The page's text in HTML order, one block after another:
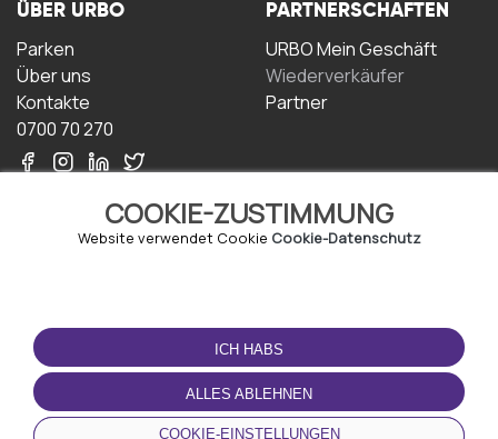
COOKIE-ZUSTIMMUNG
Website verwendet Cookie Cookie-Datenschutz
ICH HABS
ALLES ABLEHNEN
COOKIE-EINSTELLUNGEN
ÜBER URBO
Parken
Über uns
Kontakte
0700 70 270
PARTNERSCHAFTEN
URBO Mein Geschäft
Wiederverkäufer
Partner
NUTZUNGSBEDINGUNGEN
Geschäftsbedingungen
Datenschutz-
Bestimmungen
Cookie-Richtlinie
LADEN SIE DIE APP
HERUNTER